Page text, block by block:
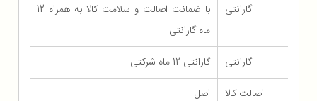
گارانتی
با ضمانت اصالت و سلامت کالا به همراه 12
ماه گارانتی
گارانتی
گارانتی 12 ماه شرکتی
اصالت کالا
اصل